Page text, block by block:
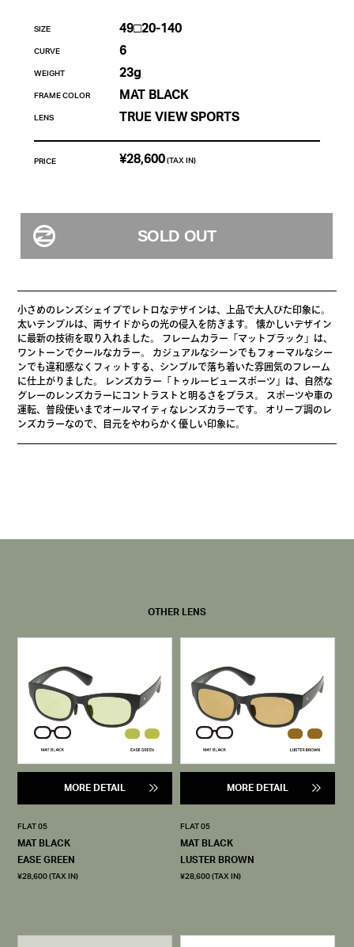
SIZE 49□20-140
CURVE 6
WEIGHT 23g
FRAME COLOR MAT BLACK
LENS TRUE VIEW SPORTS
PRICE ¥28,600 (TAX IN)
小さめのレンズシェイプでレトロなデザインは、上品で大人びた印象に。
太いテンプルは、両サイドからの光の侵入を防ぎます。 懐かしいデザイン
に最新の技術を取り入れました。 フレームカラー「マットブラック」は、
ワントーンでクールなカラー。 カジュアルなシーンでもフォーマルなシー
ンでも違和感なくフィットする、シンプルで落ち着いた雰囲気のフレーム
に仕上がりました。 レンズカラー「トゥルービュースポーツ」は、自然な
グレーのレンズカラーにコントラストと明るさをプラス。 スポーツや車の
運転、普段使いまでオールマイティなレンズカラーです。 オリーブ調のレ
ンズカラーなので、目元をやわらかく優しい印象に。
OTHER LENS
MORE DETAIL
FLAT 05
MAT BLACK
EASE GREEN
¥28,600 (TAX IN)
MORE DETAIL
FLAT 05
MAT BLACK
LUSTER BROWN
¥28,600 (TAX IN)